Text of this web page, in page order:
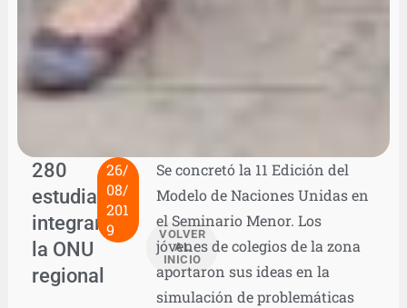
280
estudiantes
integraron
la ONU
regional
26/
08/
201
9
VOLVER
AL
INICIO
Se concretó la 11 Edición del
Modelo de Naciones Unidas en
el Seminario Menor. Los
jóvenes de colegios de la zona
aportaron sus ideas en la
simulación de problemáticas